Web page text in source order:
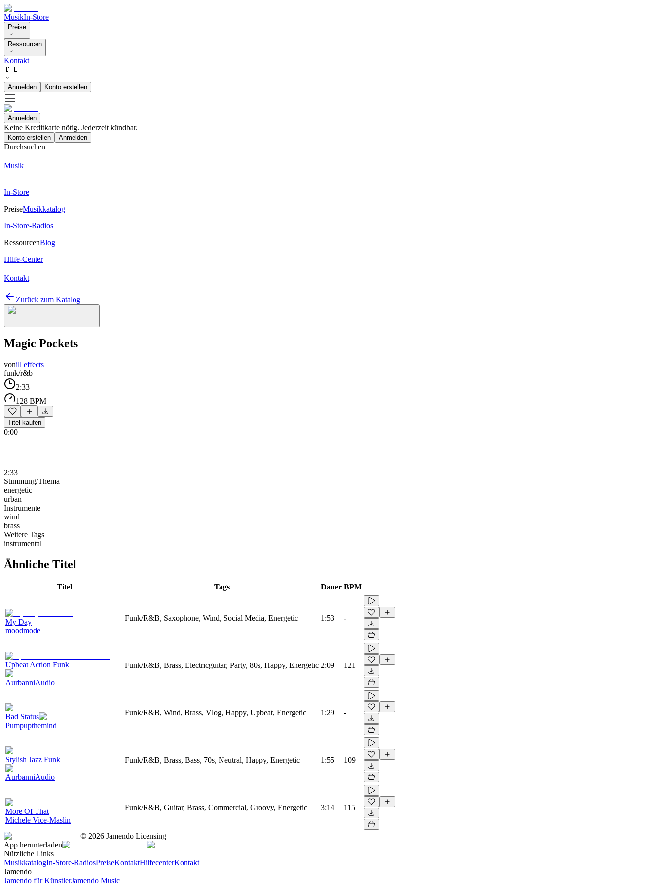
MusikIn-Store
Preise
Ressourcen
Kontakt
🇩🇪
Anmelden Konto erstellen
Anmelden
Keine Kreditkarte nötig. Jederzeit kündbar.
Konto erstellen Anmelden
Durchsuchen
Musik
In-Store
PreiseMusikkatalog
In-Store-Radios
RessourcenBlog
Hilfe-Center
Kontakt
Zurück zum Katalog
Magic Pockets
vonill effects
funk/r&b
2:33
128 BPM
Titel kaufen
0:00
2:33
Stimmung/Thema
energetic
urban
Instrumente
wind
brass
Weitere Tags
instrumental
Ähnliche Titel
Titel Tags Dauer BPM
My Day
moodmode
Funk/R&B, Saxophone, Wind, Social Media, Energetic 1:53 -
Upbeat Action Funk
AurbanniAudio
Funk/R&B, Brass, Electricguitar, Party, 80s, Happy, Energetic 2:09 121
Bad Status
Pumpupthemind
Funk/R&B, Wind, Brass, Vlog, Happy, Upbeat, Energetic 1:29 -
Stylish Jazz Funk
AurbanniAudio
Funk/R&B, Brass, Bass, 70s, Neutral, Happy, Energetic 1:55 109
More Of That
Michele Vice-Maslin
Funk/R&B, Guitar, Brass, Commercial, Groovy, Energetic 3:14 115
© 2026 Jamendo Licensing
App herunterladen
Nützliche Links
MusikkatalogIn-Store-RadiosPreiseKontaktHilfecenterKontakt
Jamendo
Jamendo für KünstlerJamendo Music